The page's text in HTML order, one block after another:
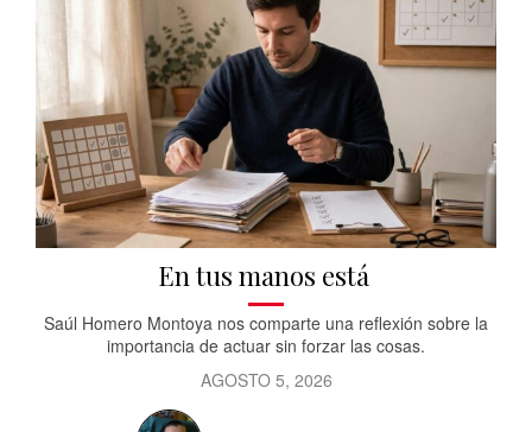
En tus manos está
Saúl Homero Montoya nos comparte una reflexión sobre la
importancia de actuar sin forzar las cosas.
AGOSTO 5, 2026